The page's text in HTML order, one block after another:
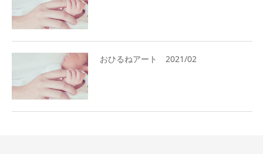
おひるねアート 2021/02